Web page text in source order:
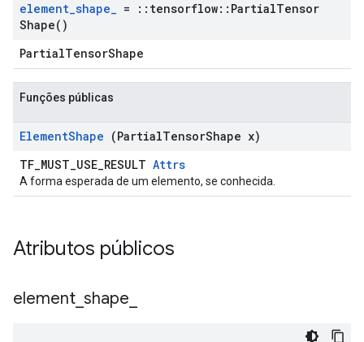
element_shape_ = :: tensorflow:: PartialTensor
Shape( )
PartialTensorShape
Funções públicas
ElementShape (PartialTensorShape x)
TF_MUST_USE_RESULT Attrs
A forma esperada de um elemento, se conhecida.
Atributos públicos
element shape